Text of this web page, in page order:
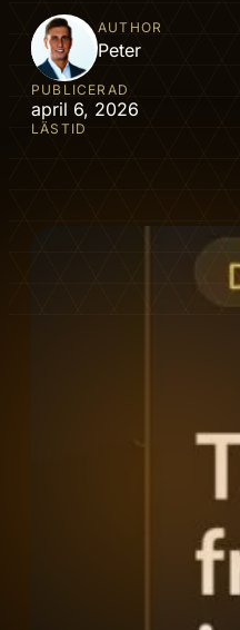
AUTHOR
Peter
PUBLICERAD
april 6, 2026
LÄSTID